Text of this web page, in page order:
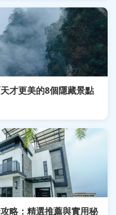
才更美的8個隱藏景點
略：精選推薦與實用秘